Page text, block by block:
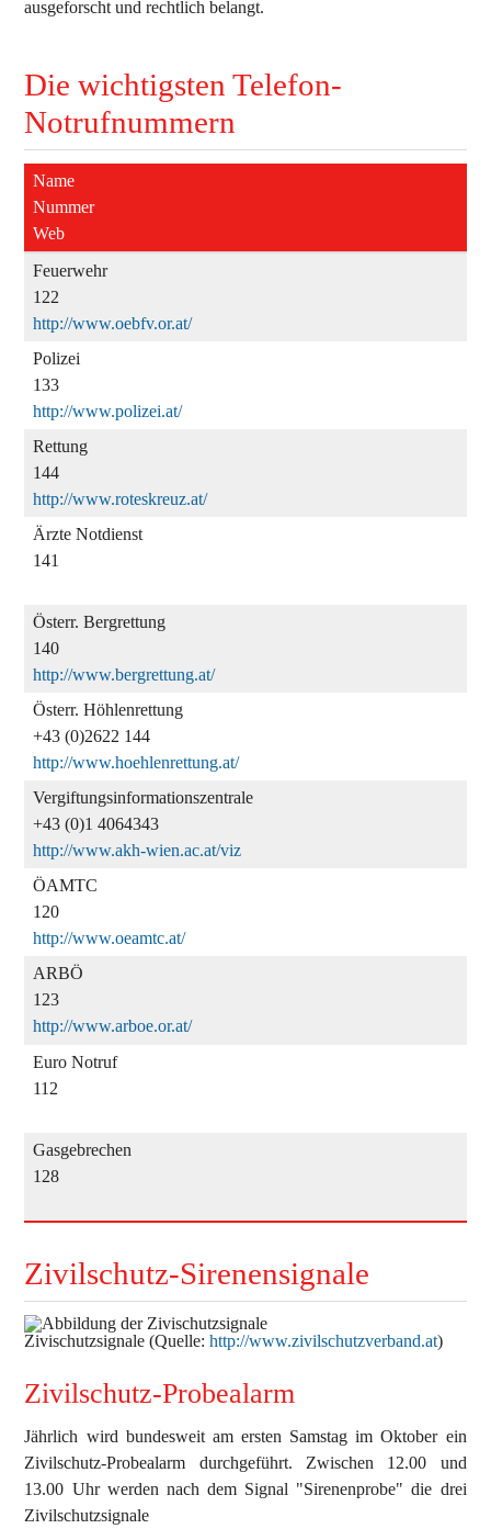
ausgeforscht und rechtlich belangt.
Die wichtigsten Telefon-
Notrufnummern
Name
Nummer
Web
Feuerwehr
122
http://www.oebfv.or.at/
Polizei
133
http://www.polizei.at/
Rettung
144
http://www.roteskreuz.at/
Ärzte Notdienst
141
Österr. Bergrettung
140
http://www.bergrettung.at/
Österr. Höhlenrettung
+43 (0)2622 144
http://www.hoehlenrettung.at/
Vergiftungsinformationszentrale
+43 (0)1 4064343
http://www.akh-wien.ac.at/viz
ÖAMTC
120
http://www.oeamtc.at/
ARBÖ
123
http://www.arboe.or.at/
Euro Notruf
112
Gasgebrechen
128
Zivilschutz-Sirenensignale
Zivischutzsignale (Quelle:http://www.zivilschutzverband.at)
Zivilschutz-Probealarm
Jährlich wird bundesweit am ersten Samstag im Oktober ein
Zivilschutz-Probealarm durchgeführt. Zwischen 12.00 und
13.00 Uhr werden nach dem Signal "Sirenenprobe" die drei
Zivilschutzsignale